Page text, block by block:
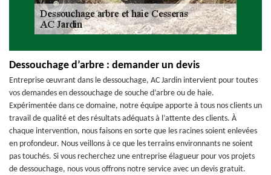
Dessouchage d’arbre : demander un devis
Entreprise œuvrant dans le dessouchage, AC Jardin intervient pour toutes
vos demandes en dessouchage de souche d’arbre ou de haie.
Expérimentée dans ce domaine, notre équipe apporte à tous nos clients un
travail de qualité et des résultats adéquats à l’attente des clients. À
chaque intervention, nous faisons en sorte que les racines soient enlevées
en profondeur. Nous veillons à ce que les terrains environnants ne soient
pas touchés. Si vous recherchez une entreprise élagueur pour vos projets
de dessouchage, nous vous offrons notre service avec un devis gratuit.